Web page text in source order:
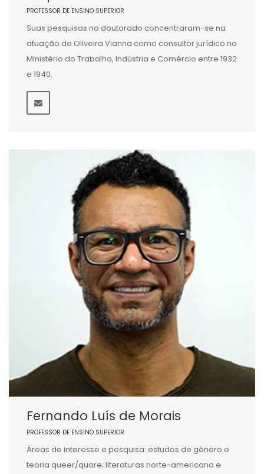
PROFESSOR DE ENSINO SUPERIOR
Suas pesquisas no doutorado concentraram-se na
atuação de Oliveira Vianna como consultor jurídico no
Ministério do Trabalho, Indústria e Comércio entre 1932
e 1940.
Fernando Luís de Morais
PROFESSOR DE ENSINO SUPERIOR
Áreas de interesse e pesquisa: estudos de gênero e
teoria queer/quare; literaturas norte-americana e